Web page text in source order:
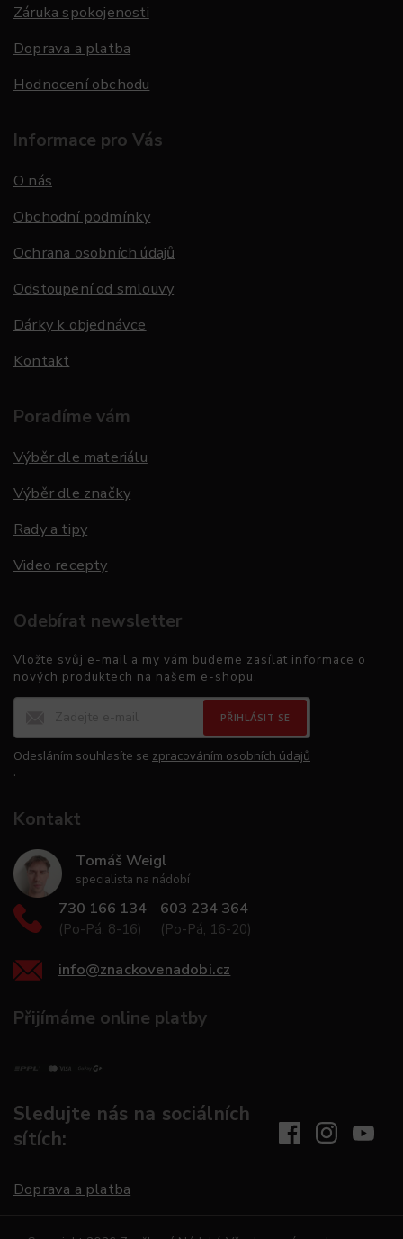
Záruka spokojenosti
Doprava a platba
Hodnocení obchodu
Informace pro Vás
O nás
Obchodní podmínky
Ochrana osobních údajů
Odstoupení od smlouvy
Dárky k objednávce
Kontakt
Poradíme vám
Výběr dle materiálu
Výběr dle značky
Rady a tipy
Video recepty
Odebírat newsletter
Vložte svůj e-mail a my vám budeme zasílat informace o
nových produktech na našem e-shopu.
PŘIHLÁSIT SE
Odesláním souhlasíte se zpracováním osobních údajů
.
Kontakt
Tomáš Weigl
specialista na nádobí
730 166 134
(Po-Pá, 8-16)
603 234 364
(Po-Pá, 16-20)
info@znackovenadobi.cz
Přijímáme online platby
Sledujte nás na sociálních
sítích:
Doprava a platba